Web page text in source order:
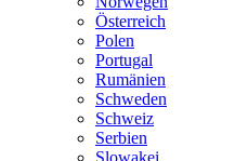
Österreich
Polen
Portugal
Rumänien
Schweden
Schweiz
Serbien